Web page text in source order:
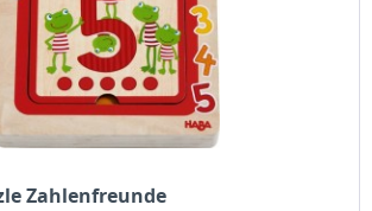
Zahlenfreunde